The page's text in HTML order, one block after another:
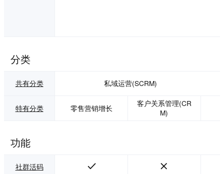
分类
共有分类 私域运营(SCRM)
特有分类 零售营销增长
客户关系管理(CR
M)
功能
社群活码